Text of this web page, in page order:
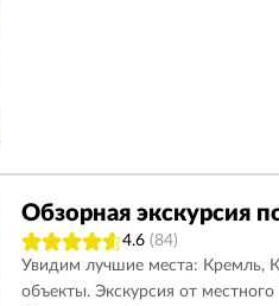
Обзорная экскурсия
4.6 (84)
Увидим лучшие места: Кремль,
объекты. Экскурсия от местного